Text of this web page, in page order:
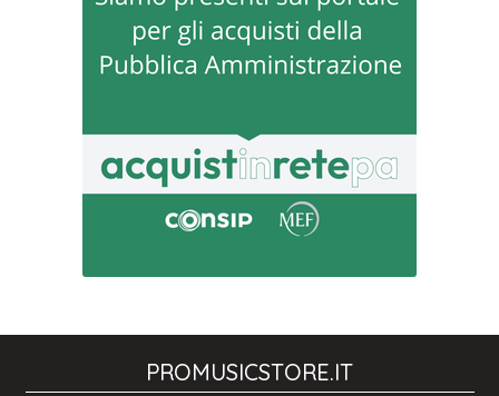
PROMUSICSTORE.IT